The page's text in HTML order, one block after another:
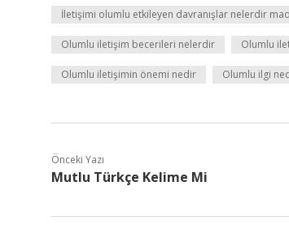
İletişimi olumlu etkileyen davranışlar nelerdir
Olumlu iletişim becerileri nelerdir Olumlu
Olumlu iletişimin önemi nedir Olumlu ilgi
Önceki Yazı
Mutlu Türkçe Kelime Mi